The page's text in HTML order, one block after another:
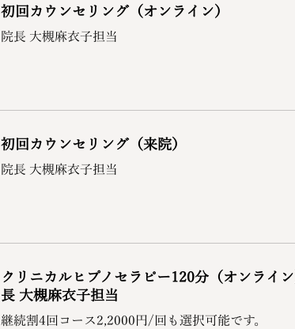
初回カウンセリング（オンライン）
院長 大槻麻衣子担当
初回カウンセリング（来院）
院長 大槻麻衣子担当
クリニカルヒプノセラピー120分（オンライ
長 大槻麻衣子担当
継続割4回コース2,2000円/回も選択可能です。